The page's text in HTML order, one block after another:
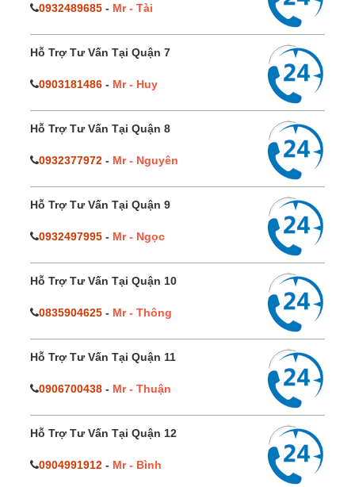
0932489685 - Mr - Tài
Hỗ Trợ Tư Vấn Tại Quận 7
0903181486 - Mr - Huy
Hỗ Trợ Tư Vấn Tại Quận 8
0932377972 - Mr - Nguyên
Hỗ Trợ Tư Vấn Tại Quận 9
0932497995 - Mr - Ngọc
Hỗ Trợ Tư Vấn Tại Quận 10
0835904625 - Mr - Thông
Hỗ Trợ Tư Vấn Tại Quận 11
0906700438 - Mr - Thuận
Hỗ Trợ Tư Vấn Tại Quận 12
0904991912 - Mr - Bình